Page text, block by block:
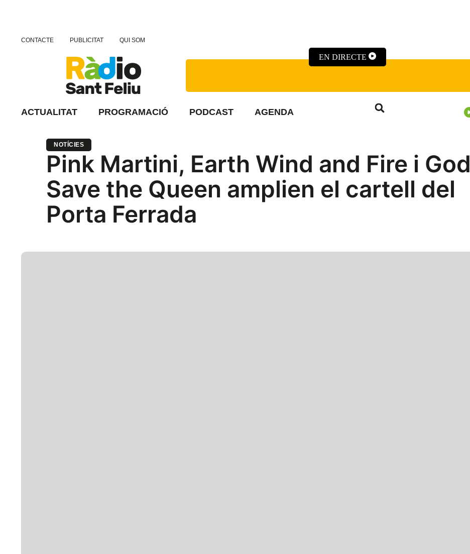
CONTACTE PUBLICITAT QUI SOM
EN DIRECTE
ACTUALITAT PROGRAMACIÓ PODCAST AGENDA
NOTÍCIES
Pink Martini, Earth Wind and Fire i God
Save the Queen amplien el cartell del
Porta Ferrada